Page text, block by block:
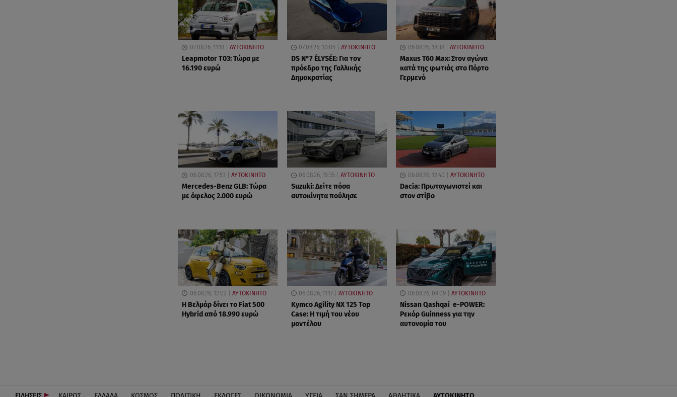
07.08.26, 11:18 ΑΥΤΟΚΙΝΗΤΟ
Leapmotor T03: Τώρα με
16.190 ευρώ
07.08.26, 10:05 ΑΥΤΟΚΙΝΗΤΟ
DS N°7 ÉLYSÉE: Για τον
πρόεδρο της Γαλλικής
Δημοκρατίας
06.08.26, 18:38 ΑΥΤΟΚΙΝΗΤΟ
Maxus T60 Max: Στον αγώνα
κατά της φωτιάς στο Πόρτο
Γερμενό
06.08.26, 17:53 ΑΥΤΟΚΙΝΗΤΟ
Mercedes-Benz GLB: Τώρα
με όφελος 2.000 ευρώ
06.08.26, 15:35 ΑΥΤΟΚΙΝΗΤΟ
Suzuki: Δείτε πόσα
αυτοκίνητα πούλησε
06.08.26, 12:40 ΑΥΤΟΚΙΝΗΤΟ
Dacia: Πρωταγωνιστεί και
στον στίβο
06.08.26, 12:02 ΑΥΤΟΚΙΝΗΤΟ
Η Βελμάρ δίνει το Fiat 500
Hybrid από 18.990 ευρώ
06.08.26, 11:17 ΑΥΤΟΚΙΝΗΤΟ
Kymco Agility NX 125 Τοp
Case: Η τιμή του νέου
μοντέλου
06.08.26, 09:09 ΑΥΤΟΚΙΝΗΤΟ
Nissan Qashqai e-POWER:
Ρεκόρ Guinness για την
αυτονομία του